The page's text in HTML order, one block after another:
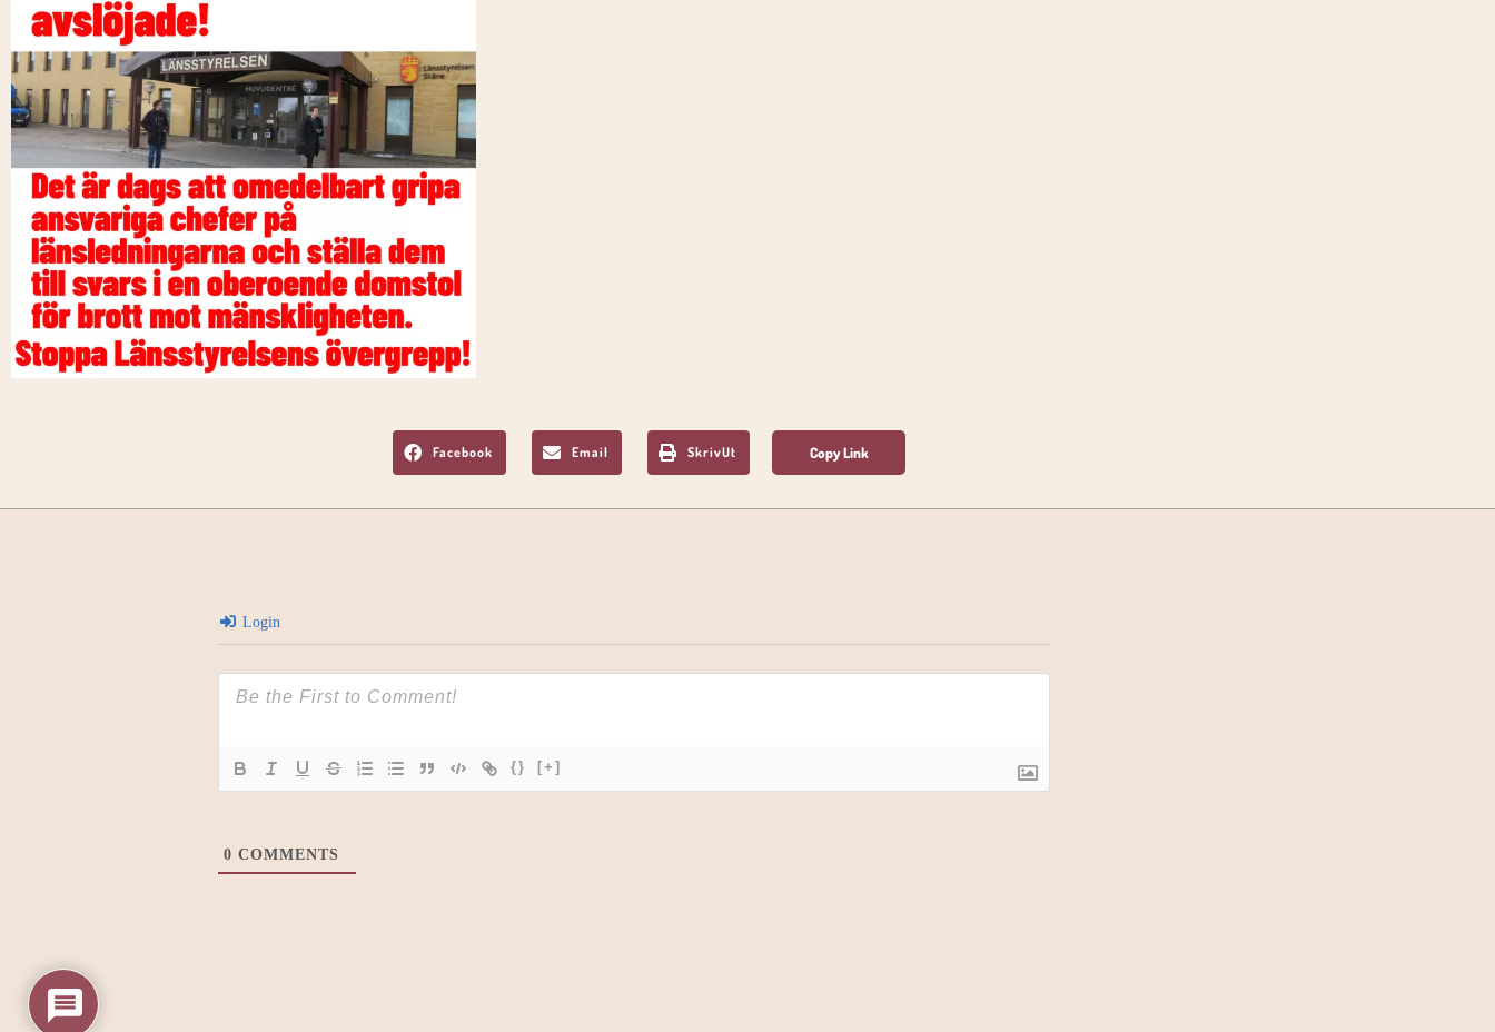
Facebook Email SkrivUt
Login
{} [+]
0 COMMENTS